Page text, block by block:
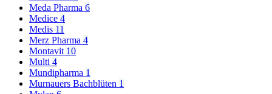
Meda Pharma 6
Medice 4
Medis 11
Merz Pharma 4
Montavit 10
Multi 4
Mundipharma 1
Murnauers Bachblüten 1